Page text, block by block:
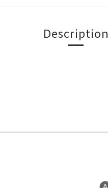
Description